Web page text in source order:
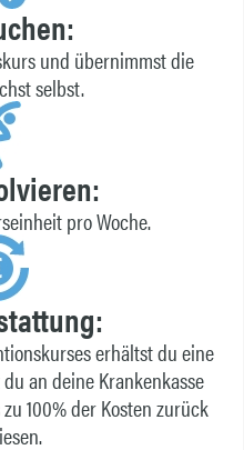
und übernimmst die
selbst.
pro Woche.
erhältst du eine
an deine Krankenkasse
100% der Kosten zurück